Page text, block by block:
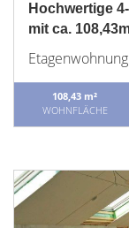
Hochwertige
mit ca.
Etagenwohnung
108,43 m²
WOHNFLÄCHE